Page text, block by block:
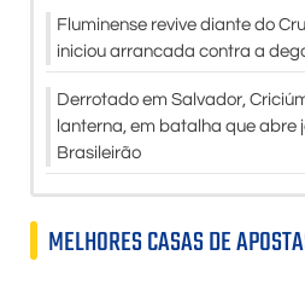
Fluminense revive diante do
iniciou arrancada contra a
Derrotado em Salvador,
lanterna, em batalha que abre
Brasileirão
MELHORES CASAS DE